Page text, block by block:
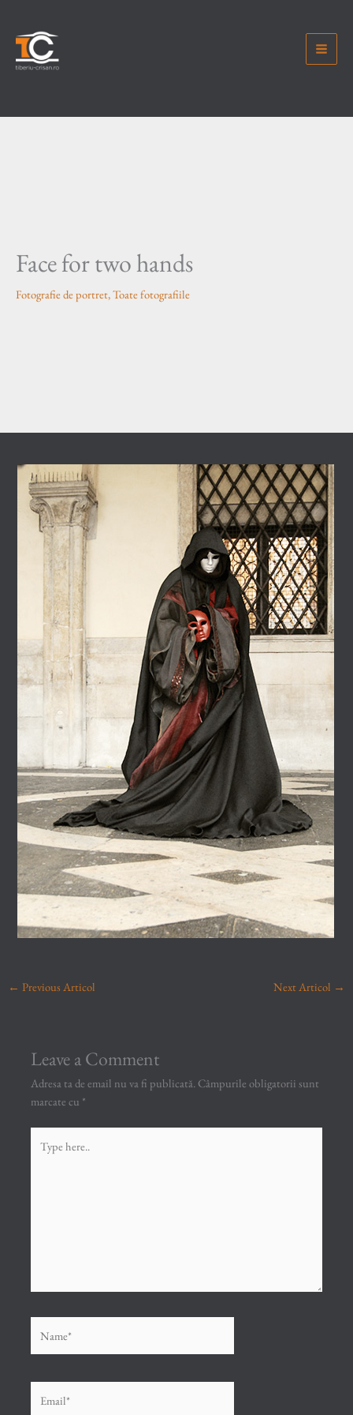
content
Face for two hands
Fotografie de portret,Toate fotografiile
← Previous Articol Next Articol →
Leave a Comment
Adresa ta de email nu va fi publicată. Câmpurile obligatorii sunt
marcate cu *
here..